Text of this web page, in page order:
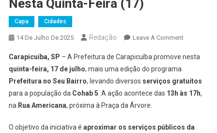
Nesta Quinta-Feira (17)
Capa Cidades
14 De Julho De 2025 Redação Leave A CommentOn
De
Leva
Serviços
Cohab
Carapicuíba, SP – A Prefeitura de Carapicuíba promove nesta
quinta-feira, 17 de julho, mais uma edição do programa
Prefeitura no Seu Bairro, levando diversos serviços gratuitos
para a população da Cohab 5 . A ação acontece das 13h às 17h,
na Rua Americana, próxima à Praça da Árvore.
O objetivo da iniciativa é aproximar os serviços públicos da